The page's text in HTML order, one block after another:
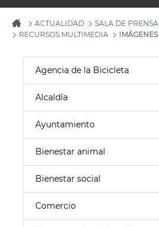
ACTUALIDAD
SALA DE PRENSA
RECURSOS MULTIMEDIA
IMÁGENES
Agencia de la Bicicleta
Alcaldía
Ayuntamiento
Bienestar animal
Bienestar social
Comercio